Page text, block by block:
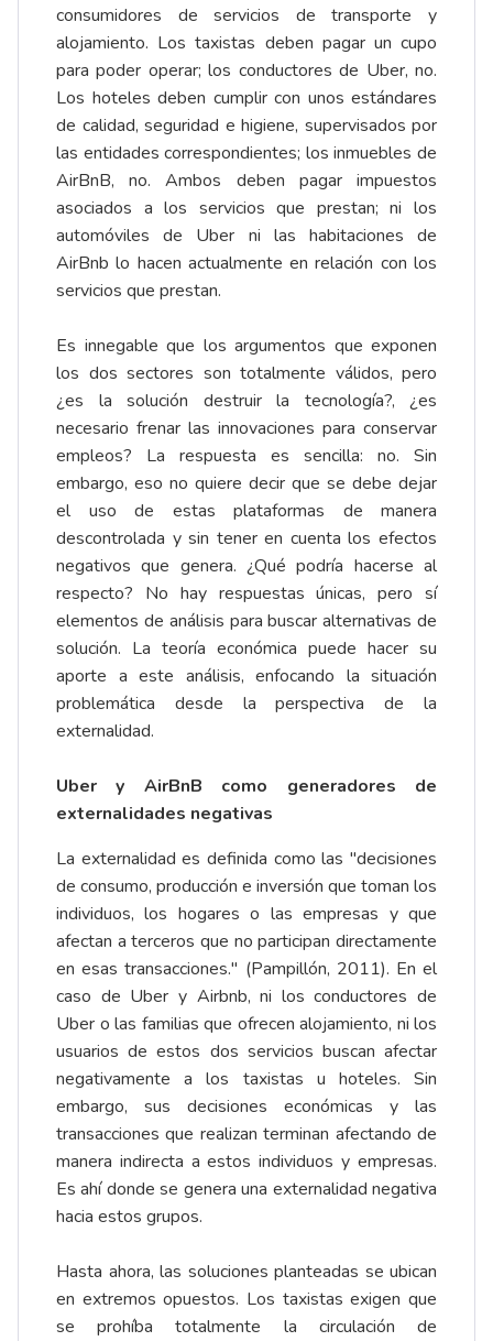
consumidores de servicios de transporte y
alojamiento. Los taxistas deben pagar un cupo
para poder operar; los conductores de Uber, no.
Los hoteles deben cumplir con unos estándares
de calidad, seguridad e higiene, supervisados por
las entidades correspondientes; los inmuebles de
AirBnB, no. Ambos deben pagar impuestos
asociados a los servicios que prestan; ni los
automóviles de Uber ni las habitaciones de
AirBnb lo hacen actualmente en relación con los
servicios que prestan.
Es innegable que los argumentos que exponen
los dos sectores son totalmente válidos, pero
¿es la solución destruir la tecnología?, ¿es
necesario frenar las innovaciones para conservar
empleos? La respuesta es sencilla: no. Sin
embargo, eso no quiere decir que se debe dejar
el uso de estas plataformas de manera
descontrolada y sin tener en cuenta los efectos
negativos que genera. ¿Qué podría hacerse al
respecto? No hay respuestas únicas, pero sí
elementos de análisis para buscar alternativas de
solución. La teoría económica puede hacer su
aporte a este análisis, enfocando la situación
problemática desde la perspectiva de la
externalidad.
Uber y AirBnB como generadores de
externalidades negativas
La externalidad es definida como las "decisiones
de consumo, producción e inversión que toman los
individuos, los hogares o las empresas y que
afectan a terceros que no participan directamente
en esas transacciones." (Pampillón, 2011). En el
caso de Uber y Airbnb, ni los conductores de
Uber o las familias que ofrecen alojamiento, ni los
usuarios de estos dos servicios buscan afectar
negativamente a los taxistas u hoteles. Sin
embargo, sus decisiones económicas y las
transacciones que realizan terminan afectando de
manera indirecta a estos individuos y empresas.
Es ahí donde se genera una externalidad negativa
hacia estos grupos.
Hasta ahora, las soluciones planteadas se ubican
en extremos opuestos. Los taxistas exigen que
se prohíba totalmente la circulación de